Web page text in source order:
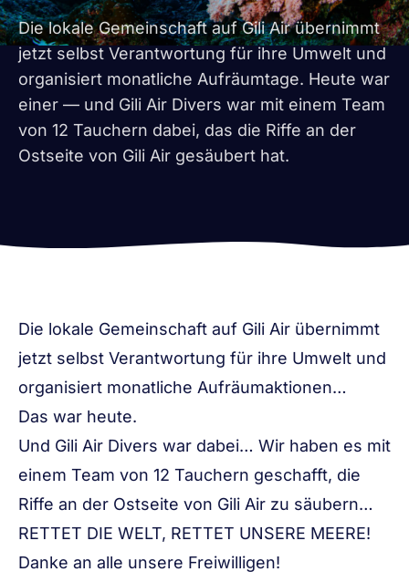
Die lokale Gemeinschaft auf Gili Air übernimmt
jetzt selbst Verantwortung für ihre Umwelt und
organisiert monatliche Aufräumtage. Heute war
einer — und Gili Air Divers war mit einem Team
von 12 Tauchern dabei, das die Riffe an der
Ostseite von Gili Air gesäubert hat.
Die lokale Gemeinschaft auf Gili Air übernimmt
jetzt selbst Verantwortung für ihre Umwelt und
organisiert monatliche Aufräumaktionen…
Das war heute.
Und Gili Air Divers war dabei… Wir haben es mit
einem Team von 12 Tauchern geschafft, die
Riffe an der Ostseite von Gili Air zu säubern…
RETTET DIE WELT, RETTET UNSERE MEERE!
Danke an alle unsere Freiwilligen!